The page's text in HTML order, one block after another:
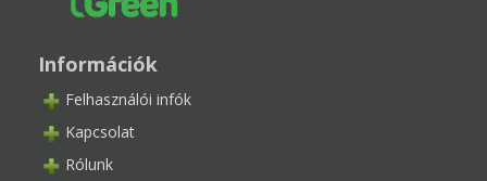
Információk
Felhasználói infók
Kapcsolat
Rólunk